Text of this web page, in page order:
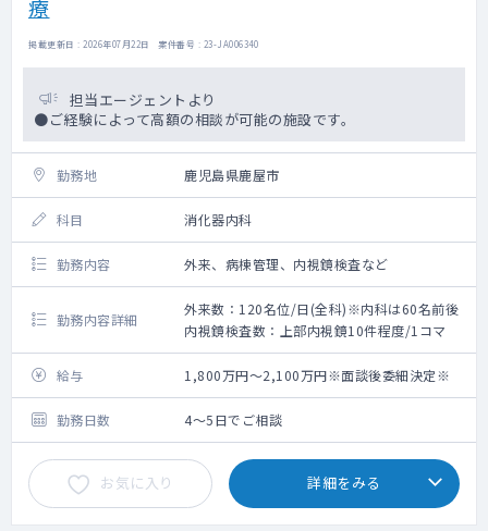
療
掲載更新日 : 2026年07月22日 案件番号 : 23-JA006340
担当エージェントより
●ご経験によって高額の相談が可能の施設です。
勤務地 鹿児島県鹿屋市
科目 消化器内科
勤務内容 外来、病棟管理、内視鏡検査など
勤務内容詳細
外来数：120名位/日(全科)※内科は60名前後
内視鏡検査数：上部内視鏡10件程度/1コマ
給与 1,800万円～2,100万円※面談後委細決定※
勤務日数 4～5日でご相談
お気に入り 詳細をみる